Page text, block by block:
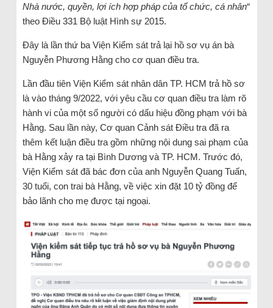
Nhà nước, quyền, lợi ích hợp pháp của tổ chức, cá nhân“
theo Điều 331 Bộ luật Hình sự 2015.
Đây là lần thứ ba Viện Kiểm sát trả lại hồ sơ vụ án bà
Nguyễn Phương Hằng cho cơ quan điều tra.
Lần đầu tiên Viện Kiểm sát nhân dân TP. HCM trả hồ sơ
là vào tháng 9/2022, với yêu cầu cơ quan điều tra làm rõ
hành vi của một số người có dấu hiệu đồng phạm với bà
Hằng. Sau lần này, Cơ quan Cảnh sát Điều tra đã ra
thêm kết luận điều tra gồm những nội dung sai phạm của
bà Hằng xảy ra tại Bình Dương và TP. HCM. Trước đó,
Viện Kiểm sát đã bác đơn của anh Nguyễn Quang Tuấn,
30 tuổi, con trai bà Hằng, về việc xin đặt 10 tỷ đồng để
bảo lãnh cho mẹ được tại ngoại.